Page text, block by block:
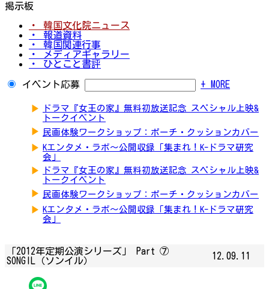
掲示板
・ 韓国文化院ニュース
・ 報道資料
・ 韓国関連行事
・ メディアギャラリー
・ ひとこと書評
イベント応募 + MORE
▶
ドラマ『女王の家』無料初放送記念 スペシャル上映&
トークイベント
▶ 民画体験ワークショップ：ポーチ・クッションカバー
▶ Kエンタメ・ラボ～公開収録「集まれ！K-ドラマ研究
会」
▶
ドラマ『女王の家』無料初放送記念 スペシャル上映&
トークイベント
▶ 民画体験ワークショップ：ポーチ・クッションカバー
▶ Kエンタメ・ラボ～公開収録「集まれ！K-ドラマ研究
会」
「2012年定期公演シリーズ」 Part ⑦
SONGIL（ソンイル）
12.09.11